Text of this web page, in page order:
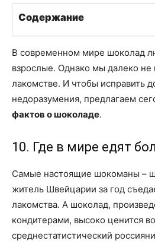
Содержание
В современном мире шоколад
взрослые. Однако мы далеко
лакомстве. И чтобы исправить
недоразумения, предлагаем
фактов о шоколаде.
10. Где в мире едят
Самые настоящие шокоманы –
житель Швейцарии за год
лакомства. А шоколад,
кондитерами, высоко ценится
среднестатистический